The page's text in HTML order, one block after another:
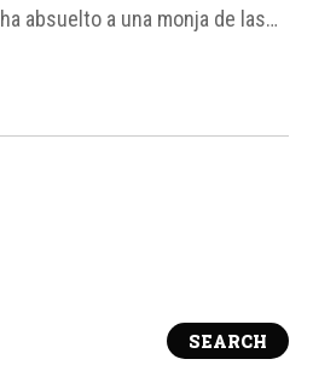
absuelto a una monja de las
menores en el estado de
SEARCH